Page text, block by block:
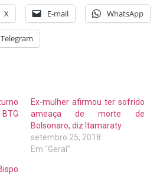
X E-mail WhatsApp
Telegram
Ex-mulher afirmou ter sofrido
ameaça de morte de
Bolsonaro, diz Itamaraty
setembro 25, 2018
Em "Geral"